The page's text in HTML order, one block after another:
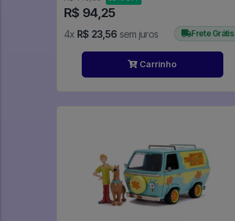
R$ 94,25
4x R$ 23,56 sem juros Frete Grátis
Carrinho